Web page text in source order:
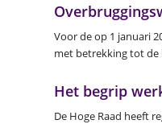
Voor de op 1 januari
met betrekking tot de
Het begrip
De Hoge Raad heeft